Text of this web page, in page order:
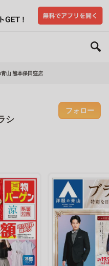
山 熊本保田窪店
シ
フォロー